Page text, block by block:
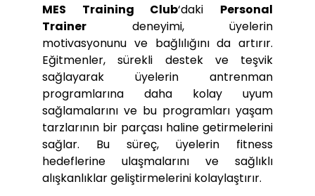
MES Training Club‘daki Personal
Trainer deneyimi, üyelerin
motivasyonunu ve bağlılığını da artırır.
Eğitmenler, sürekli destek ve teşvik
sağlayarak üyelerin antrenman
programlarına daha kolay uyum
sağlamalarını ve bu programları yaşam
tarzlarının bir parçası haline getirmelerini
sağlar. Bu süreç, üyelerin fitness
hedeflerine ulaşmalarını ve sağlıklı
alışkanlıklar geliştirmelerini kolaylaştırır.